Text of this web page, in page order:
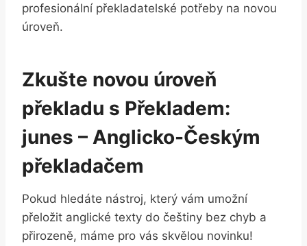
profesionální⁣ překladatelské potřeby na novou
úroveň.
Zkušte ​novou úroveň
překladu s Překladem:
junes‍ – Anglicko-Českým
překladačem
Pokud⁣ hledáte nástroj, který vám ‌umožní
přeložit ‌anglické texty do⁢ češtiny bez chyb a
přirozeně, máme pro vás skvělou ‌novinku!